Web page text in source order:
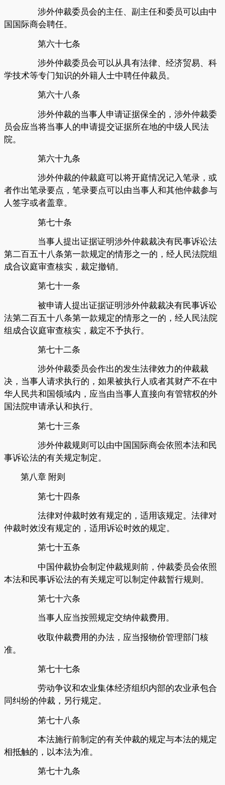
涉外仲裁委员会的主任、副主任和委员可以由中
国国际商会聘任。
第六十七条
涉外仲裁委员会可以从具有法律、经济贸易、科
学技术等专门知识的外籍人士中聘任仲裁员。
第六十八条
涉外仲裁的当事人申请证据保全的，涉外仲裁委
员会应当将当事人的申请提交证据所在地的中级人民法
院。
第六十九条
涉外仲裁的仲裁庭可以将开庭情况记入笔录，或
者作出笔录要点，笔录要点可以由当事人和其他仲裁参与
人签字或者盖章。
第七十条
当事人提出证据证明涉外仲裁裁决有民事诉讼法
第二百五十八条第一款规定的情形之一的，经人民法院组
成合议庭审查核实，裁定撤销。
第七十一条
被申请人提出证据证明涉外仲裁裁决有民事诉讼
法第二百五十八条第一款规定的情形之一的，经人民法院
组成合议庭审查核实，裁定不予执行。
第七十二条
涉外仲裁委员会作出的发生法律效力的仲裁裁
决，当事人请求执行的，如果被执行人或者其财产不在中
华人民共和国领域内，应当由当事人直接向有管辖权的外
国法院申请承认和执行。
第七十三条
涉外仲裁规则可以由中国国际商会依照本法和民
事诉讼法的有关规定制定。
第八章 附则
第七十四条
法律对仲裁时效有规定的，适用该规定。法律对
仲裁时效没有规定的，适用诉讼时效的规定。
第七十五条
中国仲裁协会制定仲裁规则前，仲裁委员会依照
本法和民事诉讼法的有关规定可以制定仲裁暂行规则。
第七十六条
当事人应当按照规定交纳仲裁费用。
收取仲裁费用的办法，应当报物价管理部门核
准。
第七十七条
劳动争议和农业集体经济组织内部的农业承包合
同纠纷的仲裁，另行规定。
第七十八条
本法施行前制定的有关仲裁的规定与本法的规定
相抵触的，以本法为准。
第七十九条